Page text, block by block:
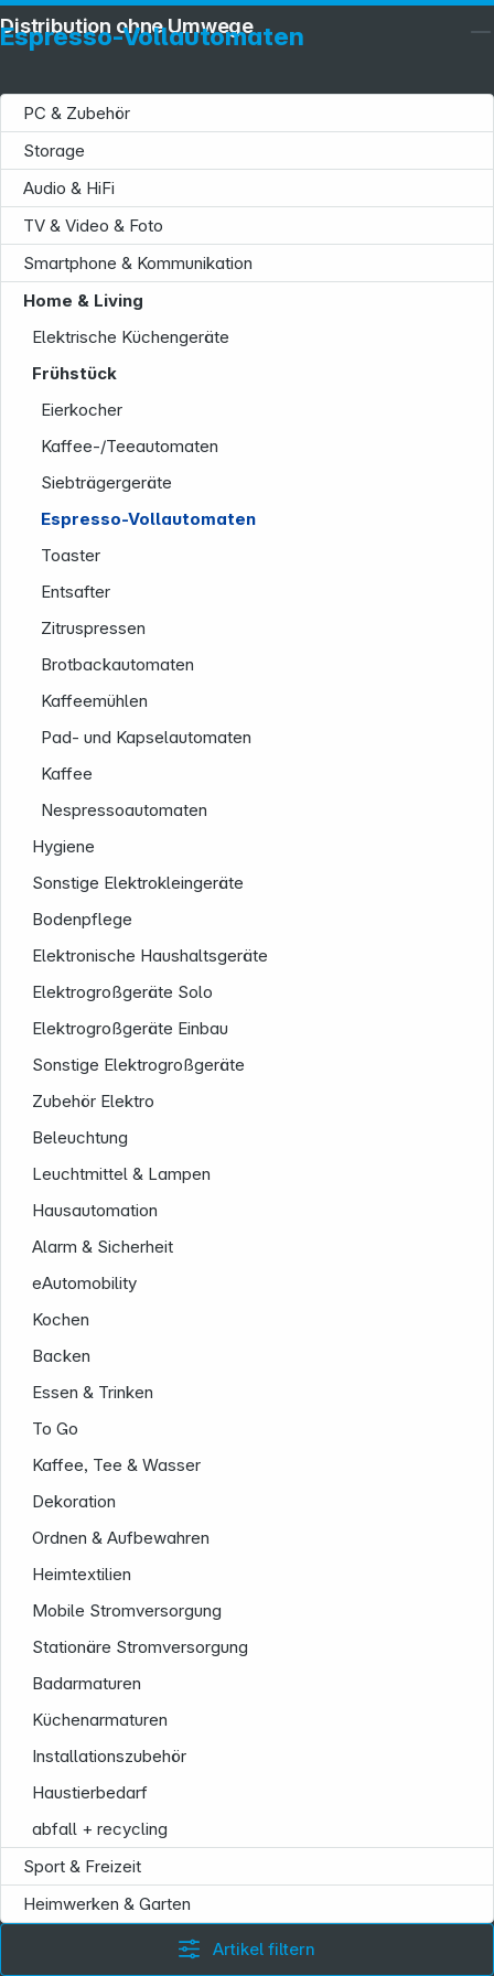
Espresso-Vollautomaten
PC & Zubehör
Storage
Audio & HiFi
TV & Video & Foto
Smartphone & Kommunikation
Home & Living
Elektrische Küchengeräte
Frühstück
Eierkocher
Kaffee-/Teeautomaten
Siebträgergeräte
Espresso-Vollautomaten
Toaster
Entsafter
Zitruspressen
Brotbackautomaten
Kaffeemühlen
Pad- und Kapselautomaten
Kaffee
Nespressoautomaten
Hygiene
Sonstige Elektrokleingeräte
Bodenpflege
Elektronische Haushaltsgeräte
Elektrogroßgeräte Solo
Elektrogroßgeräte Einbau
Sonstige Elektrogroßgeräte
Zubehör Elektro
Beleuchtung
Leuchtmittel & Lampen
Hausautomation
Alarm & Sicherheit
eAutomobility
Kochen
Backen
Essen & Trinken
To Go
Kaffee, Tee & Wasser
Dekoration
Ordnen & Aufbewahren
Heimtextilien
Mobile Stromversorgung
Stationäre Stromversorgung
Badarmaturen
Küchenarmaturen
Installationszubehör
Haustierbedarf
abfall + recycling
Sport & Freizeit
Heimwerken & Garten
Artikel filtern
Distribution ohne Umwege
Informationen